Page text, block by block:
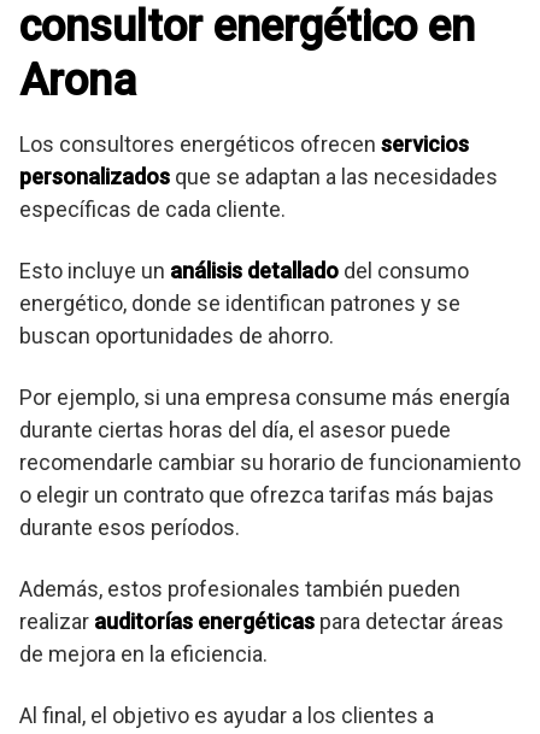
consultor energético en
Arona
Los consultores energéticos ofrecen servicios
personalizados que se adaptan a las necesidades
específicas de cada cliente.
Esto incluye un análisis detallado del consumo
energético, donde se identifican patrones y se
buscan oportunidades de ahorro.
Por ejemplo, si una empresa consume más energía
durante ciertas horas del día, el asesor puede
recomendarle cambiar su horario de funcionamiento
o elegir un contrato que ofrezca tarifas más bajas
durante esos períodos.
Además, estos profesionales también pueden
realizar auditorías energéticas para detectar áreas
de mejora en la eficiencia.
Al final, el objetivo es ayudar a los clientes a